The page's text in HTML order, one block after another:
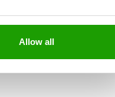
Allow all